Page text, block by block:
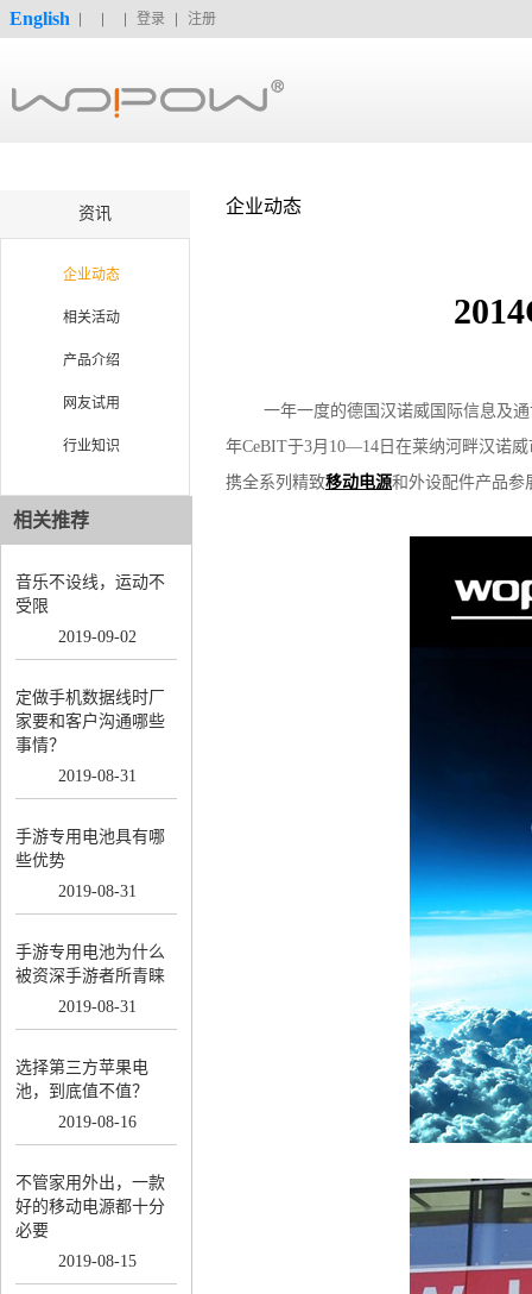
English 登录 注册
资讯
企业动态
相关活动
产品介绍
网友试用
行业知识
相关推荐
音乐不设线，运动不
受限
2019-09-02
定做手机数据线时厂
家要和客户沟通哪些
事情？
2019-08-31
手游专用电池具有哪
些优势
2019-08-31
手游专用电池为什么
被资深手游者所青睐
2019-08-31
选择第三方苹果电
池，到底值不值？
2019-08-16
不管家用外出，一款
好的移动电源都十分
必要
2019-08-15
企业动态
一年一度的德国汉诺威国际信息及通
年CeBIT于3月10—14日在莱纳河畔汉诺
携全系列精致移动电源和外设配件产品参